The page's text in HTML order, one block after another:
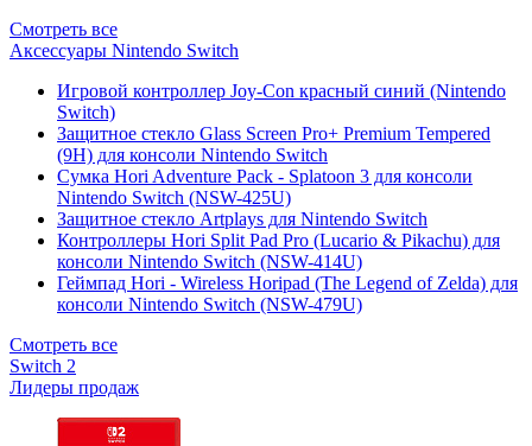
Смотреть все
Аксессуары Nintendo Switch
Игровой контроллер Joy-Con красный синий (Nintendo
Switch)
Защитное стекло Glass Screen Pro+ Premium Tempered
(9H) для консоли Nintendo Switch
Сумка Hori Adventure Pack - Splatoon 3 для консоли
Nintendo Switch (NSW-425U)
Защитное стекло Artplays для Nintendo Switch
Контроллеры Hori Split Pad Pro (Lucario & Pikachu) для
консоли Nintendo Switch (NSW-414U)
Геймпад Hori - Wireless Horipad (The Legend of Zelda) для
консоли Nintendo Switch (NSW-479U)
Смотреть все
Switch 2
Лидеры продаж